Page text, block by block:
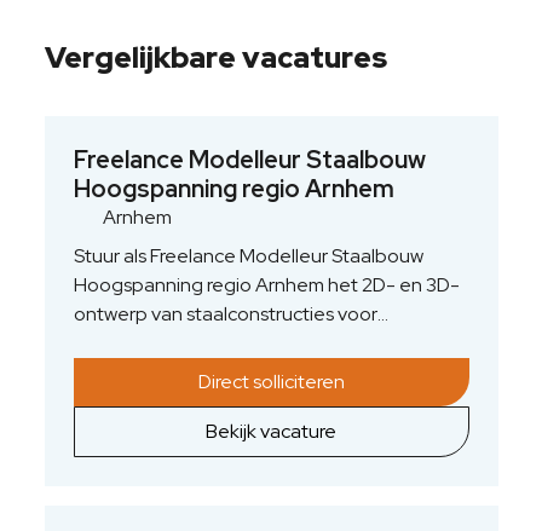
Vergelijkbare vacatures
Freelance Modelleur Staalbouw
Hoogspanning regio Arnhem
Arnhem
Stuur als Freelance Modelleur Staalbouw
Hoogspanning regio Arnhem het 2D- en 3D-
ontwerp van staalconstructies voor
infrastructuur aan. Je vertaalt complexe
technische ontwerpen naar uitvoerbare
staalconstructies en borgt de technische
haalbaarheid en detailengineering. Daarmee
Direct solliciteren
Bekijk vacature